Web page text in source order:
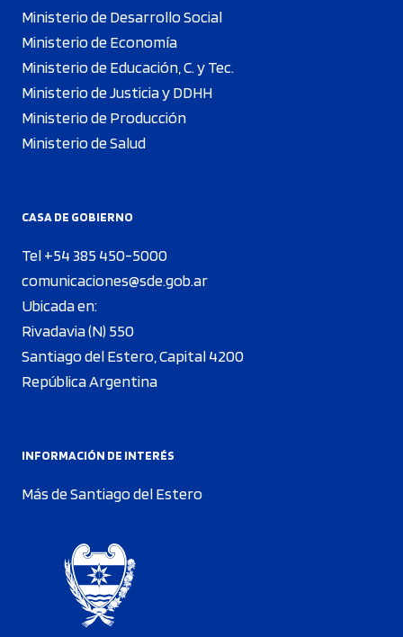
Ministerio de Desarrollo Social
Ministerio de Economía
Ministerio de Educación, C. y Tec.
Ministerio de Justicia y DDHH
Ministerio de Producción
Ministerio de Salud
CASA DE GOBIERNO
Tel +54 385 450-5000
comunicaciones@sde.gob.ar
Ubicada en:
Rivadavia (N) 550
Santiago del Estero, Capital 4200
República Argentina
INFORMACIÓN DE INTERÉS
Más de Santiago del Estero